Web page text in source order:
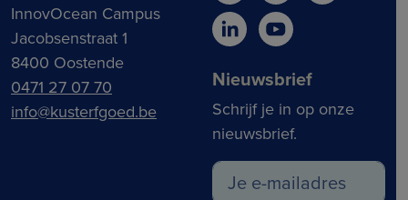
InnovOcean Campus
Jacobsenstraat 1
8400 Oostende
0471 27 07 70
info@kusterfgoed.be
Nieuwsbrief
Schrijf je in op onze
nieuwsbrief.